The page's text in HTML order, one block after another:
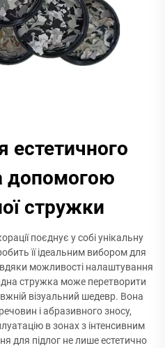
допомогою
стружки
поєднує у собі унікальну
її ідеальним вибором для
можливості налаштування
стружка може перетворити
візуальний шедевр. Вона
і абразивного зносу,
в зонах з інтенсивним
для підлог не лише естетично